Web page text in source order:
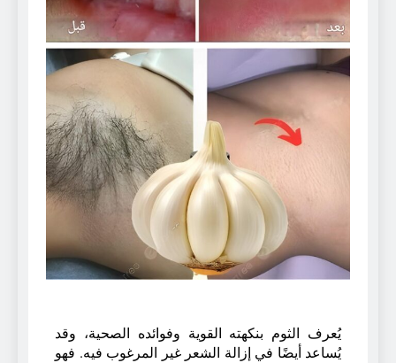
يُعرف الثوم بنكهته القوية وفوائده الصحية، وقد
يُساعد أيضًا في إزالة الشعر غير المرغوب فيه. فهو